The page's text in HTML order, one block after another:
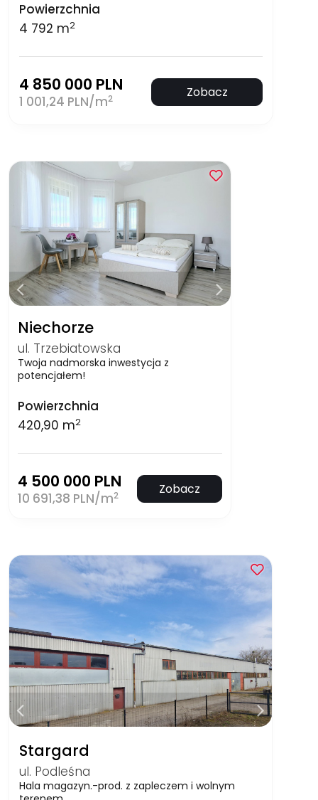
Powierzchnia
4 792 m2
4 850 000 PLN
1 001,24 PLN/m2 Zobacz
Niechorze
ul. Trzebiatowska
Twoja nadmorska inwestycja z
potencjałem!
Powierzchnia
420,90 m2
4 500 000 PLN
10 691,38 PLN/m2 Zobacz
Stargard
ul. Podleśna
Hala magazyn.-prod. z zapleczem i wolnym